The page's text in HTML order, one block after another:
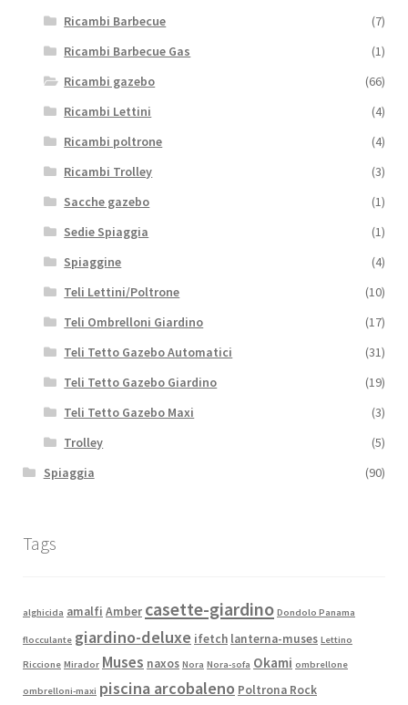
Ricambi Barbecue
(7)
Ricambi Barbecue Gas
(1)
Ricambi gazebo
(66)
Ricambi Lettini
(4)
Ricambi poltrone
(4)
Ricambi Trolley
(3)
Sacche gazebo
(1)
Sedie Spiaggia
(1)
Spiaggine
(4)
Teli Lettini/Poltrone
(10)
Teli Ombrelloni Giardino
(17)
Teli Tetto Gazebo Automatici
(31)
Teli Tetto Gazebo Giardino
(19)
Teli Tetto Gazebo Maxi
(3)
Trolley
(5)
Spiaggia
(90)
Tags
alghicida amalfi Amber casette-giardino Dondolo Panama
flocculante giardino-deluxe ifetch lanterna-muses Lettino
Riccione Mirador Muses naxos Nora Nora-sofa Okami ombrellone
ombrelloni-maxi piscina arcobaleno Poltrona Rock